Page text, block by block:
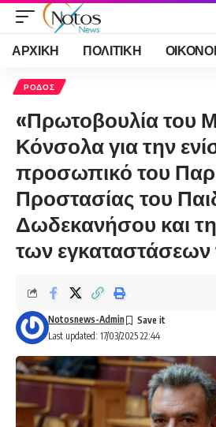
ΑΡΧΙΚΗ ΠΟΛΙΤΙΚΗ
ΡΟΔΟΣ
«Πρωτοβουλία του
Κόνσολα για την
προσωπικό του
Προστασίας του
Δωδεκανήσου και
των εγκαταστάσεων
Last updated: 17/03/2025 22:44
Notosnews-Admin